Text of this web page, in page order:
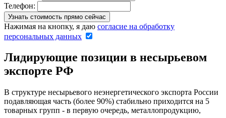
Телефон:
Нажимая на кнопку, я даю согласие на обработку
персональных данных
Лидирующие позиции в несырьевом
экспорте РФ
В структуре несырьевого неэнергетического экспорта России
подавляющая часть (более 90%) стабильно приходится на 5
товарных групп - в первую очередь, металлопродукцию,